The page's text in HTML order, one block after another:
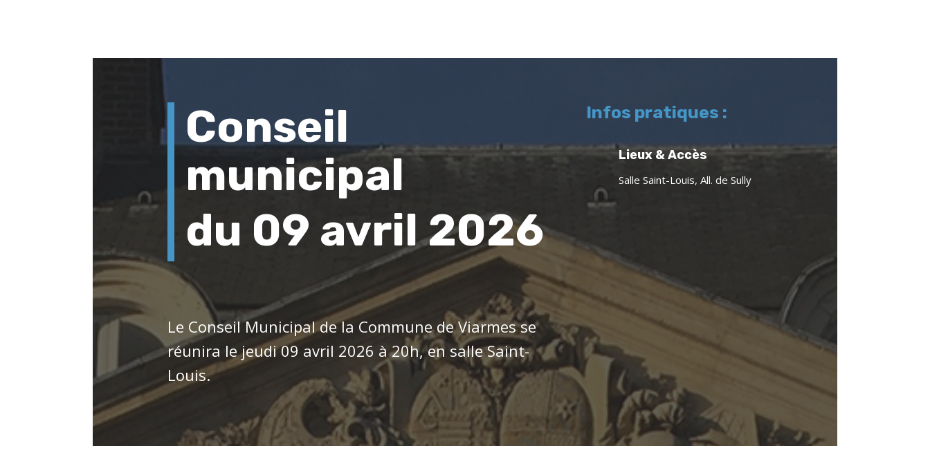
Conseil
municipal
du 09 avril 2026
Le Conseil Municipal de la Commune de Viarmes se
réunira le jeudi 09 avril 2026 à 20h, en salle Saint-
Louis.
Infos pratiques :
Lieux & Accès
Salle Saint-Louis, All. de Sully